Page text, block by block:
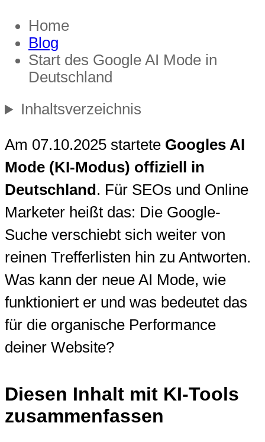
Home
Blog
Start des Google AI Mode in
Deutschland
Inhaltsverzeichnis
Am 07.10.2025 startete Googles AI
Mode (KI-Modus) offiziell in
Deutschland . Für SEOs und Online
Marketer heißt das: Die Google-
Suche verschiebt sich weiter von
reinen Trefferlisten hin zu Antworten.
Was kann der neue AI Mode, wie
funktioniert er und was bedeutet das
für die organische Performance
deiner Website?
Diesen Inhalt mit KI-Tools
zusammenfassen